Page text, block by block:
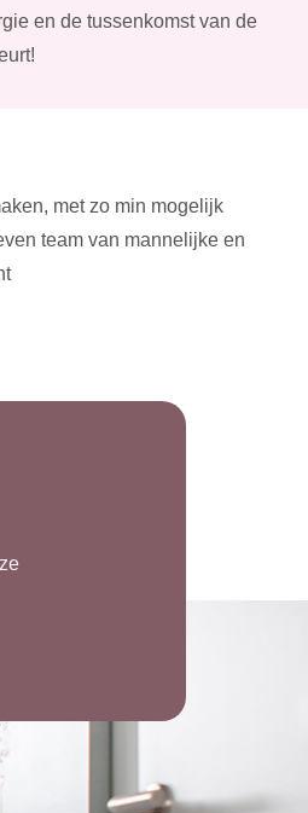
en de tussenkomst van de
met zo min mogelijk
team van mannelijke en